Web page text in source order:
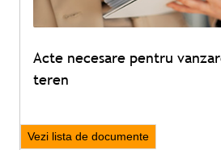
Acte necesare pentru
teren
Vezi lista de documente